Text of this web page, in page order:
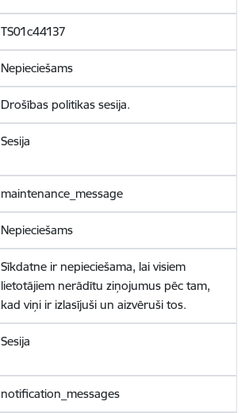
TS01c44137
Nepieciešams
Drošības politikas sesija.
Sesija
maintenance_message
Nepieciešams
Sīkdatne ir nepieciešama, lai visiem
lietotājiem nerādītu ziņojumus pēc tam,
kad viņi ir izlasījuši un aizvēruši tos.
Sesija
notification_messages